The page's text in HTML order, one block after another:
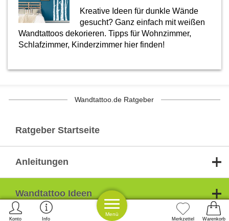
Kreative Ideen für dunkle Wände
gesucht? Ganz einfach mit weißen
Wandtattoos dekorieren. Tipps für Wohnzimmer,
Schlafzimmer, Kinderzimmer hier finden!
Wandtattoo.de Ratgeber
Ratgeber Startseite
Anleitungen
Wandtattoo Ideen
Warenkorb
Merkzettel
Menü
Konto Info